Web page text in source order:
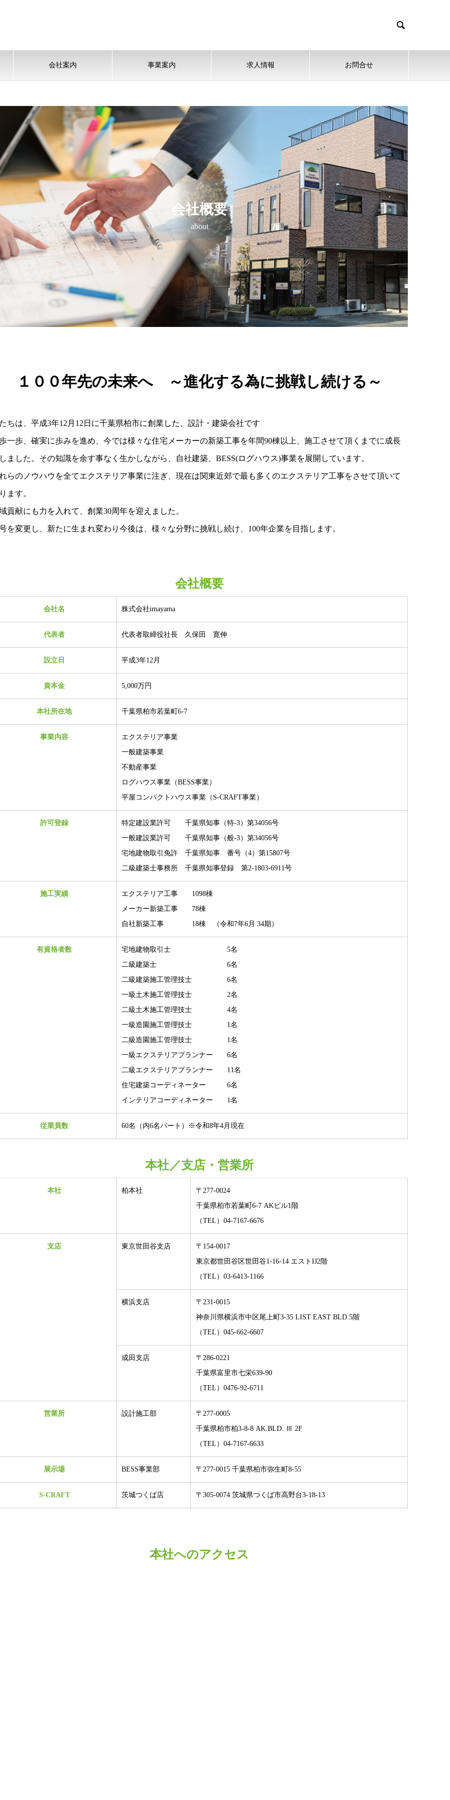

会社案内 事業案内 求人情報 お問合せ
会社概要
about
１００年先の未来へ ～進化する為に挑戦し続ける～
ちは、平成3年12月12日に千葉県柏市に創業した、設計・建築会社です
一歩、確実に歩みを進め、今では様々な住宅メーカーの新築工事を年間90棟以上、施工させて頂くまでに成長
ました。その知識を余す事なく生かしながら、自社建築、BESS(ログハウス)事業を展開しています。
らのノウハウを全てエクステリア事業に注ぎ、現在は関東近郊で最も多くのエクステリア工事をさせて頂いて
ます。
貢献にも力を入れて、創業30周年を迎えました。
を変更し、新たに生まれ変わり今後は、様々な分野に挑戦し続け、100年企業を目指します。
会社概要
会社名 株式会社imayama
代表者 代表者取締役社長 久保田 寛伸
設立日 平成3年12月
資本金 5,000万円
本社所在地 千葉県柏市若葉町6-7
事業内容
エクステリア事業
一般建築事業
不動産事業
ログハウス事業（BESS事業）
平屋コンパクトハウス事業 （S-CRAFT事業）
許可登録
特定建設業許可 千葉県知事（特-3）第34056号
一般建設業許可 千葉県知事（般-3）第34056号
宅地建物取引免許 千葉県知事 番号（4）第15807号
二級建築士事務所 千葉県知事登録 第2-1803-6911号
施工実績
エクステリア工事 1098棟
メーカー新築工事 78棟
自社新築工事 18棟
（令和7年6月 34期）
有資格者数
宅地建物取引士 5名
二級建築士 6名
二級建築施工管理技士 6名
一級土木施工管理技士 2名
二級土木施工管理技士 4名
一級造園施工管理技士 1名
二級造園施工管理技士 1名
一級エクステリアプランナー 6名
二級エクステリアプランナー 11名
住宅建築コーディネーター 6名
インテリアコーディネーター 1名
従業員数 60名（内6名パート） ※令和8年4月現在
本社／支店・営業所
本社 柏本社
〒277-0024
千葉県柏市若葉町6-7 AKビル1階
（TEL）04-7167-6676
支店 東京世田谷支店
〒154-0017
東京都世田谷区世田谷1-16-14 エストIJ2階
（TEL）03-6413-1166
横浜支店
〒231-0015
神奈川県横浜市中区尾上町3-35 LIST EAST BLD.5階
（TEL）045-662-6607
成田支店
〒286-0221
千葉県富里市七栄639-90
（TEL）0476-92-6711
営業所 設計施工部
〒277-0005
千葉県柏市柏3-8-8 AK.BLD. Ⅲ 2F
（TEL）04-7167-6633
展示場 BESS事業部 〒277-0015 千葉県柏市弥生町8-55
S-CRAFT 茨城つくば店 〒305-0074 茨城県つくば市高野台3-18-13
本社へのアクセス